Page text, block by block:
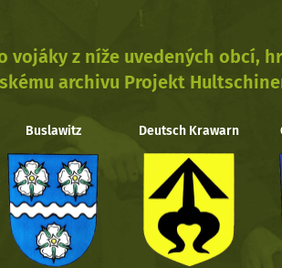
vojáky z níže uvedených obcí,
archivu Projekt
Buslawitz Deutsch Krawarn